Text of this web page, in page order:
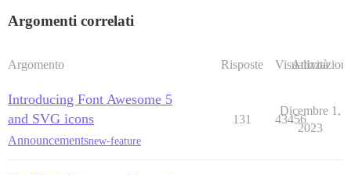
Argomenti correlati
Argomento Risposte Visualizzazioni
Attività
Introducing Font Awesome 5
and SVG icons
Announcementsnew-feature
131 43456
Dicembre 1,
2023